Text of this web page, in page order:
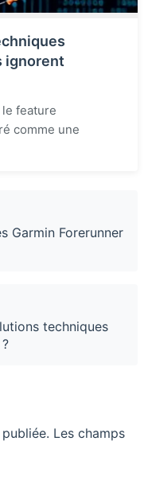
ignorent
le feature
comme une
Garmin Forerunner
techniques
Les champs